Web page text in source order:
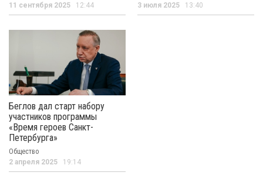
11 сентября 2025 12:44
3 июля 2025 13:40
Беглов дал старт набору
участников программы
«Время героев Санкт-
Петербурга»
Общество
2 апреля 2025 19:14